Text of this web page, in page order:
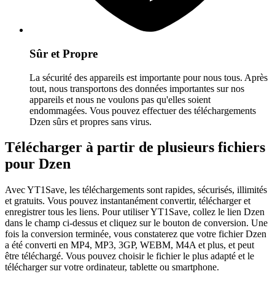
Sûr et Propre
La sécurité des appareils est importante pour nous tous. Après
tout, nous transportons des données importantes sur nos
appareils et nous ne voulons pas qu'elles soient
endommagées. Vous pouvez effectuer des téléchargements
Dzen sûrs et propres sans virus.
Télécharger à partir de plusieurs fichiers
pour Dzen
Avec YT1Save, les téléchargements sont rapides, sécurisés, illimités
et gratuits. Vous pouvez instantanément convertir, télécharger et
enregistrer tous les liens. Pour utiliser YT1Save, collez le lien Dzen
dans le champ ci-dessus et cliquez sur le bouton de conversion. Une
fois la conversion terminée, vous constaterez que votre fichier Dzen
a été converti en MP4, MP3, 3GP, WEBM, M4A et plus, et peut
être téléchargé. Vous pouvez choisir le fichier le plus adapté et le
télécharger sur votre ordinateur, tablette ou smartphone.